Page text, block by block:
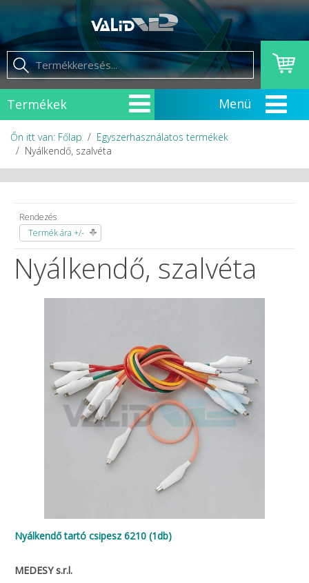
Termékek
Őn itt van: Főlap
Egyszerhasználatos termékek
Nyálkendő, szalvéta
Rendezés
Termék ára +/-
Nyálkendő, szalvéta
Nyálkendő tartó csipesz 6210 (1db)
MEDESY s.r.l.